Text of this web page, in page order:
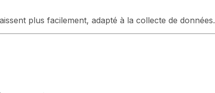
plus facilement, adapté à la collecte de données.